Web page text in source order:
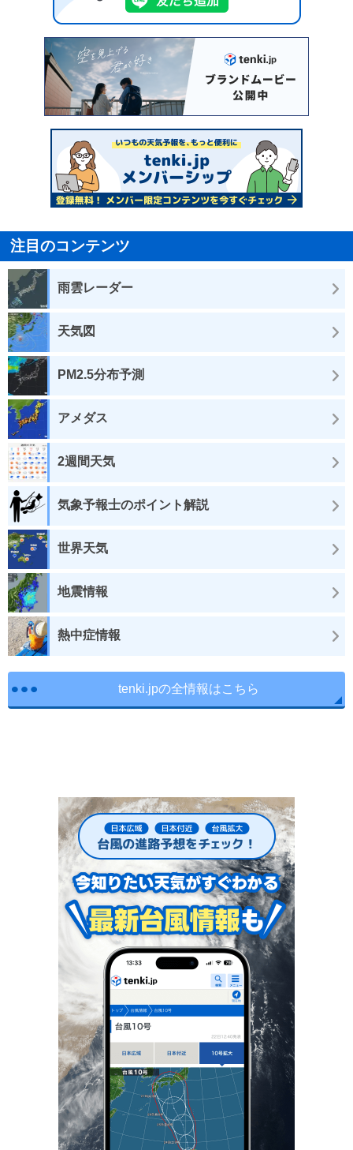
注目のコンテンツ
雨雲レーダー
天気図
PM2.5分布予測
アメダス
2週間天気
気象予報士のポイント解説
世界天気
地震情報
熱中症情報
tenki.jpの全情報はこちら